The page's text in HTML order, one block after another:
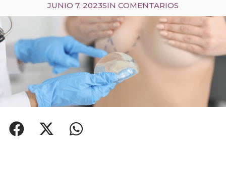
JUNIO 7, 2023SIN COMENTARIOS